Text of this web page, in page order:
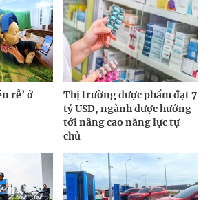
rễ’ ở
Thị trường dược phẩm đạt 7
tỷ USD, ngành dược hướng
tới nâng cao năng lực tự
chủ